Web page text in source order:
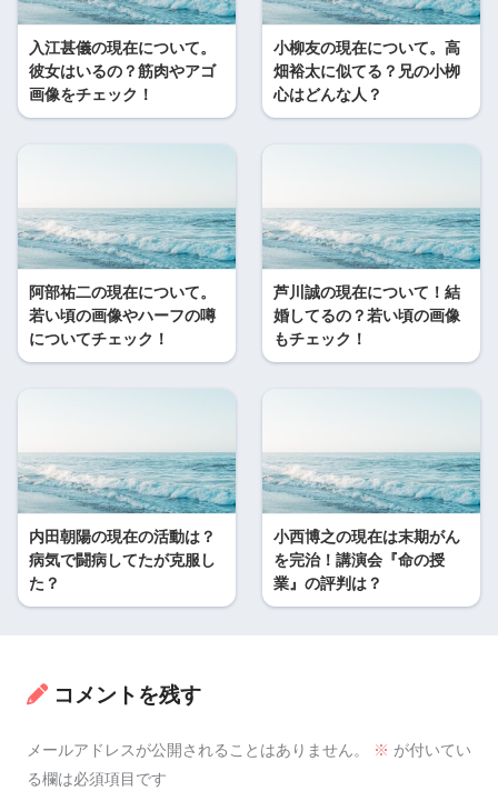
入江甚儀の現在について。
彼女はいるの？筋肉やアゴ
画像をチェック！
小柳友の現在について。高
畑裕太に似てる？兄の小栁
心はどんな人？
阿部祐二の現在について。
若い頃の画像やハーフの噂
についてチェック！
芦川誠の現在について！結
婚してるの？若い頃の画像
もチェック！
内田朝陽の現在の活動は？
病気で闘病してたが克服し
た？
小西博之の現在は末期がん
を完治！講演会『命の授
業』の評判は？
コメントを残す
メールアドレスが公開されることはありません。 ※ が付いてい
る欄は必須項目です